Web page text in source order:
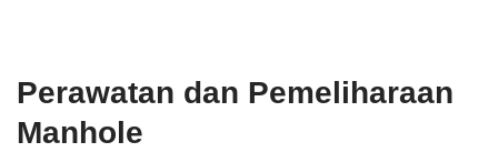
Perawatan dan Pemeliharaan
Manhole